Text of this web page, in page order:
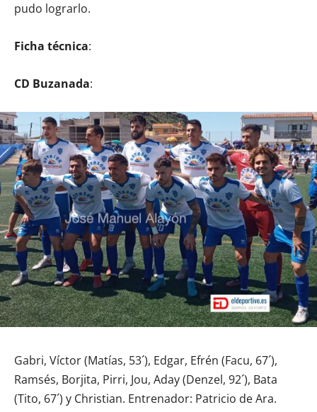
pudo lograrlo.
Ficha técnica:
CD Buzanada:
Gabri, Víctor (Matías, 53´), Edgar, Efrén (Facu, 67´),
Ramsés, Borjita, Pirri, Jou, Aday (Denzel, 92´), Bata
(Tito, 67´) y Christian. Entrenador: Patricio de Ara.